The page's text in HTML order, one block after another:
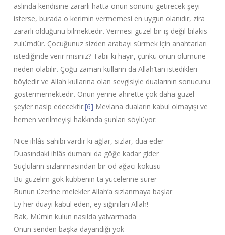
aslında kendisine zararlı hatta onun sonunu getirecek şeyi
isterse, burada o kerimin vermemesi en uygun olanıdır, zira
zararlı olduğunu bilmektedir. Vermesi güzel bir iş değil bilakis
zulümdür. Çocuğunuz sizden arabayı sürmek için anahtarları
istediğinde verir misiniz? Tabii ki hayır, çünkü onun ölümüne
neden olabilir. Çoğu zaman kulların da Allah’tan istedikleri
böyledir ve Allah kullarına olan sevgisiyle dualarının sonucunu
göstermemektedir. Onun yerine ahirette çok daha güzel
şeyler nasip edecektir.[6] Mevlana duaların kabul olmayışı ve
hemen verilmeyişi hakkında şunları söylüyor:
Nice ihlâs sahibi vardır ki ağlar, sızlar, dua eder
Duasındaki ihlâs dumanı da göğe kadar gider
Suçluların sızlanmasından bir öd ağacı kokusu
Bu güzelim gök kubbenin ta yücelerine sürer
Bunun üzerine melekler Allah’a sızlanmaya başlar
Ey her duayı kabul eden, ey sığınılan Allah!
Bak, Mümin kulun nasılda yalvarmada
Onun senden başka dayandığı yok